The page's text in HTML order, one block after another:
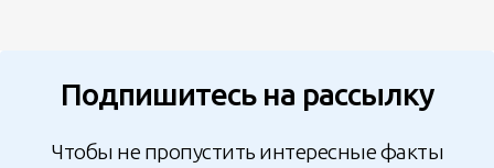
Подпишитесь на рассылку
Чтобы не пропустить интересные факты